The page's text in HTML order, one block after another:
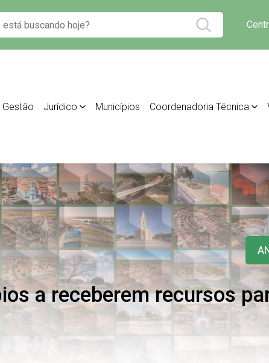
Gestão Jurídico Municípios Coordenadoria Técnica
a receberem recursos